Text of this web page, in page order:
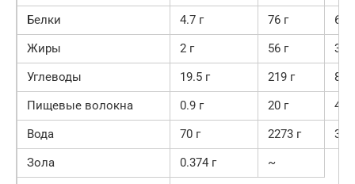
Белки 4.7 г 76 г
Жиры
2 г 56 г
Углеводы
19.5 г 219 г
Пищевые волокна
0.9 г 20 г
Вода
70 г 2273 г
Зола
0.374 г
~